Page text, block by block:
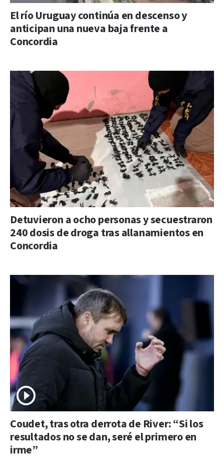
El río Uruguay continúa en descenso y
anticipan una nueva baja frente a
Concordia
Detuvieron a ocho personas y secuestraron
240 dosis de droga tras allanamientos en
Concordia
Coudet, tras otra derrota de River: “Si los
resultados no se dan, seré el primero en
irme”